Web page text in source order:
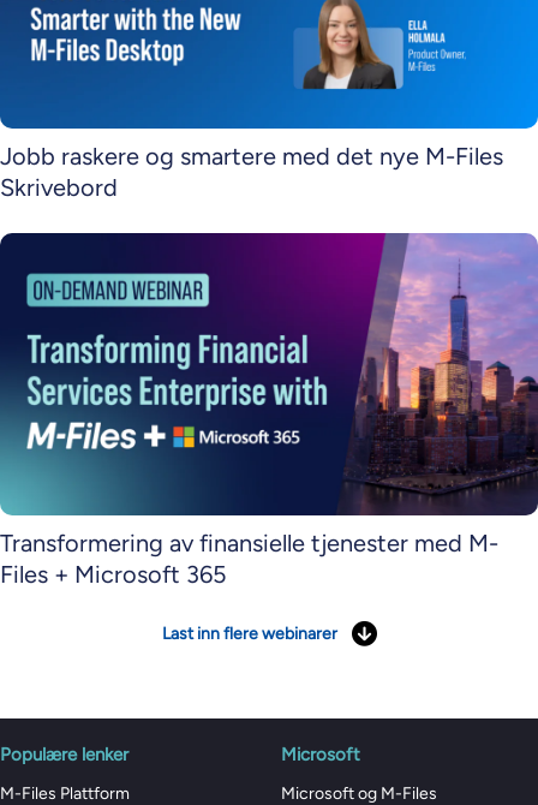
Jobb raskere og smartere med det nye M-Files
Skrivebord
Transformering av finansielle tjenester med M-
Files + Microsoft 365
Last inn flere webinarer
Populære lenker
M-Files Plattform
Microsoft
Microsoft og M-Files